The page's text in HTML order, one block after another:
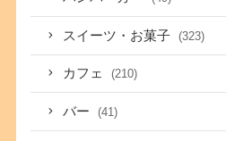
スイーツ・お菓子 (323)
カフェ (210)
バー (41)